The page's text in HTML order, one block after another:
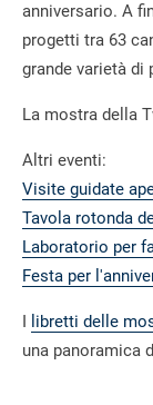
anniversario. A
progetti tra 63
grande varietà di
La mostra della
Altri eventi:
Visite guidate
Tavola rotonda
Laboratorio per
Festa per
I libretti delle
una panoramica